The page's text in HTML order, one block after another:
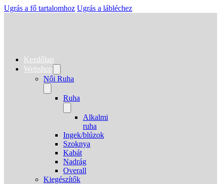
Ugrás a fő tartalomhoz Ugrás a lábléchez
Kezdőlap
Webshop
Női Ruha
Ruha
Alkalmi
ruha
Ingek/blúzok
Szoknya
Kabát
Nadrág
Overall
Kiegészítők